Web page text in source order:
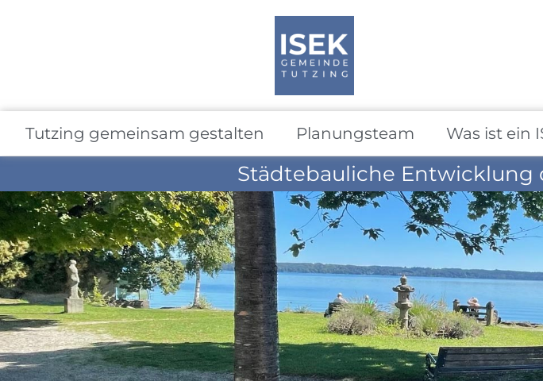
Tutzing gemeinsam gestalten Planungsteam Was ist ein
Städtebauliche Entwicklung